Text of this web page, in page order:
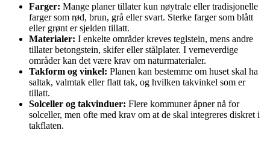
Farger: Mange planer tillater kun nøytrale eller tradisjonelle
farger som rød, brun, grå eller svart. Sterke farger som blått
eller grønt er sjelden tillatt.
Materialer: I enkelte områder kreves teglstein, mens andre
tillater betongstein, skifer eller stålplater. I verneverdige
områder kan det være krav om naturmaterialer.
Takform og vinkel: Planen kan bestemme om huset skal ha
saltak, valmtak eller flatt tak, og hvilken takvinkel som er
tillatt.
Solceller og takvinduer: Flere kommuner åpner nå for
solceller, men ofte med krav om at de skal integreres diskret i
takflaten.